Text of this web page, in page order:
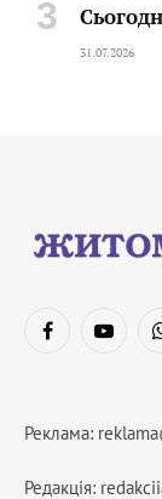
31.07.2026
Facebook
Реклама:
Редакція: